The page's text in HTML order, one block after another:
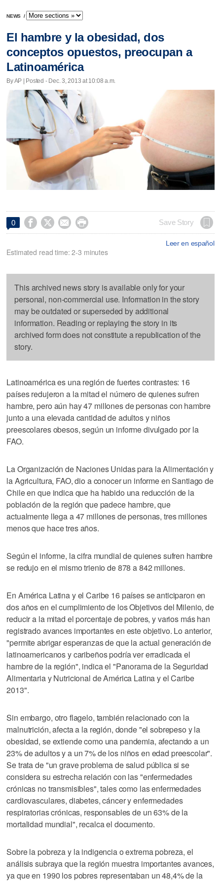
NEWS /
El hambre y la obesidad, dos
conceptos opuestos, preocupan a
Latinoamérica
By AP | Posted - Dec. 3, 2013 at 10:08 a.m.
0     Save Story
Leer en español
Estimated read time: 2-3 minutes
This archived news story is available only for your
personal, non-commercial use. Information in the story
may be outdated or superseded by additional
information. Reading or replaying the story in its
archived form does not constitute a republication of the
story.
Latinoamérica es una región de fuertes contrastes: 16
países redujeron a la mitad el número de quienes sufren
hambre, pero aún hay 47 millones de personas con hambre
junto a una elevada cantidad de adultos y niños
preescolares obesos, según un informe divulgado por la
FAO.
La Organización de Naciones Unidas para la Alimentación y
la Agricultura, FAO, dio a conocer un informe en Santiago de
Chile en que indica que ha habido una reducción de la
población de la región que padece hambre, que
actualmente llega a 47 millones de personas, tres millones
menos que hace tres años.
Según el informe, la cifra mundial de quienes sufren hambre
se redujo en el mismo trienio de 878 a 842 millones.
En América Latina y el Caribe 16 países se anticiparon en
dos años en el cumplimiento de los Objetivos del Milenio, de
reducir a la mitad el porcentaje de pobres, y varios más han
registrado avances importantes en este objetivo. Lo anterior,
"permite abrigar esperanzas de que la actual generación de
latinoamericanos y caribeños podría ver erradicada el
hambre de la región", indica el "Panorama de la Seguridad
Alimentaria y Nutricional de América Latina y el Caribe
2013".
Sin embargo, otro flagelo, también relacionado con la
malnutrición, afecta a la región, donde "el sobrepeso y la
obesidad, se extiende como una pandemia, afectando a un
23% de adultos y a un 7% de los niños en edad preescolar".
Se trata de "un grave problema de salud pública si se
considera su estrecha relación con las "enfermedades
crónicas no transmisibles", tales como las enfermedades
cardiovasculares, diabetes, cáncer y enfermedades
respiratorias crónicas, responsables de un 63% de la
mortalidad mundial", recalca el documento.
Sobre la pobreza y la indigencia o extrema pobreza, el
análisis subraya que la región muestra importantes avances,
ya que en 1990 los pobres representaban un 48,4% de la